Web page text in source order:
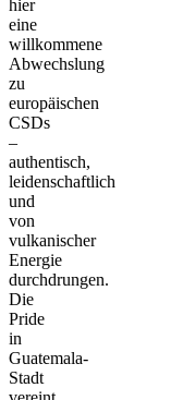
hier
eine
willkommene
Abwechslung
zu
europäischen
CSDs
–
authentisch,
leidenschaftlich
und
von
vulkanischer
Energie
durchdrungen.
Die
Pride
in
Guatemala-
Stadt